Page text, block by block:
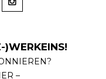
–